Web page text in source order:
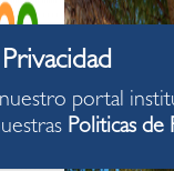
portal
Politicas de